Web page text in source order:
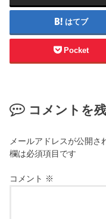
はてブ
Pocket
コメントを
メールアドレスが公開さ
欄は必須項目です
コメント ※